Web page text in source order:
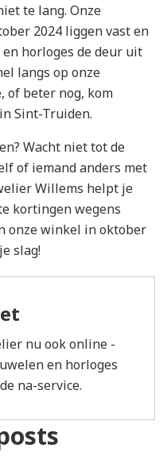
te lang. Onze
2024 liggen vast en
horloges de deur uit
langs op onze
of beter nog, kom
Sint-Truiden.
Wacht niet tot de
of iemand anders met
Willems helpt je
kortingen wegens
onze winkel in oktober
slag!
nu ook online -
en horloges
na-service.